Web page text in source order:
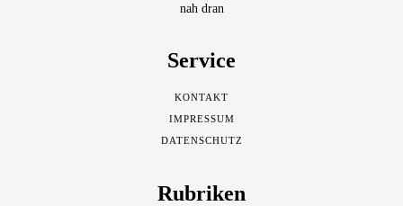
nah dran
Service
KONTAKT
IMPRESSUM
DATENSCHUTZ
Rubriken